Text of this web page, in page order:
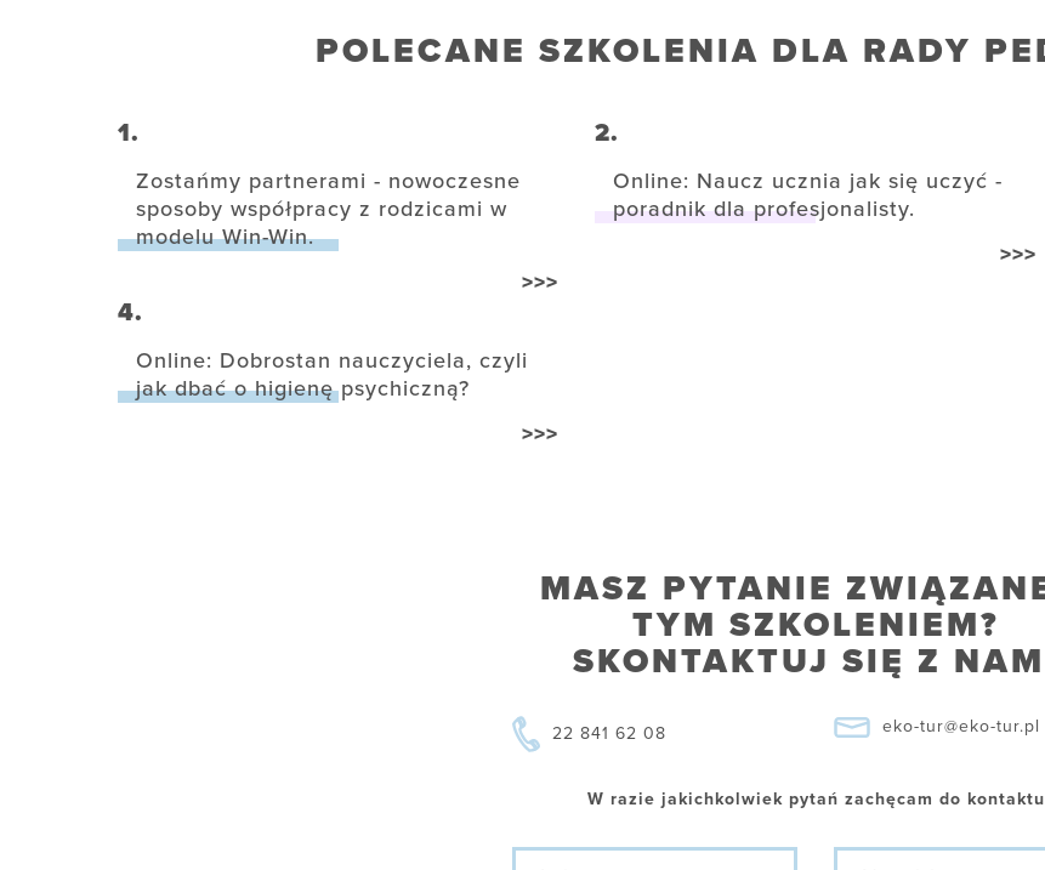
POLECANE SZKOLENIA DLA RADY
1.
Zostańmy partnerami - nowoczesne
sposoby współpracy z rodzicami w
modelu Win-Win.
>>>
2.
Online: Naucz ucznia jak się uczyć -
poradnik dla profesjonalisty.
>>>
4.
Online: Dobrostan nauczyciela, czyli
jak dbać o higienę psychiczną?
>>>
MASZ PYTANIE
TYM SZKOLENIEM?
SKONTAKTUJ SIĘ Z
22 841 62 08 eko-tur@eko-tur.pl
W razie jakichkolwiek pytań zachęcam do kontaktu
Imię Nazwisko